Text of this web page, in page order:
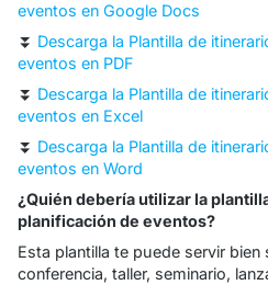
eventos en Google Docs
⏬ Descarga la Plantilla de
eventos en PDF
⏬ Descarga la Plantilla de
eventos en Excel
⏬ Descarga la Plantilla de
eventos en Word
¿Quién debería utilizar la
planificación de eventos?
Esta plantilla te puede servir
conferencia, taller, seminario,